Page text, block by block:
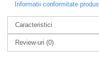
Informatii conformitate produs
Caracteristici
Review-uri (0)